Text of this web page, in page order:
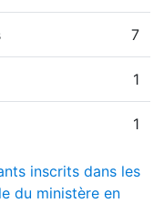
7
1
1
inscrits dans les
du ministère en